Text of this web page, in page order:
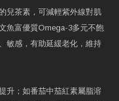
兒茶素，可減輕紫外線對肌
魚富優質Omega-3多元不飽
敏感，有助延緩老化，維持
升；如番茄中茄紅素屬脂溶